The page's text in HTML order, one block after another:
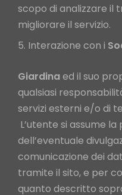
scopo di analizzare il
migliorare il servizio.
Interazione con i
Giardinaed il suo
qualsiasi
servizi esterni e/o di
L’utente si assume
dell’eventuale
comunicazione dei
tramite il sito, e per
quanto descritto